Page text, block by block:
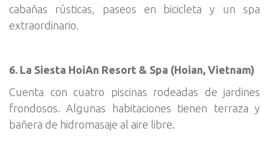
cabañas rústicas, paseos en bicicleta y un spa
extraordinario.
6. La Siesta HoiAn Resort & Spa (Hoian, Vietnam)
Cuenta con cuatro piscinas rodeadas de jardines
frondosos. Algunas habitaciones tienen terraza y
bañera de hidromasaje al aire libre.